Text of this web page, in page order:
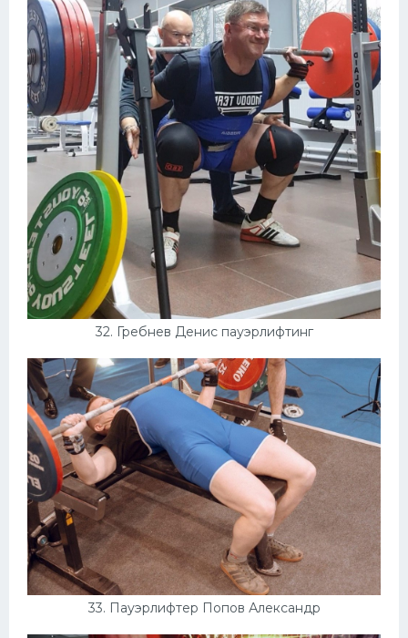
32. Гребнев Денис пауэрлифтинг
33. Пауэрлифтер Попов Александр